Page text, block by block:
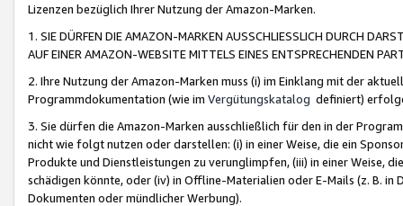
Lizenzen bezüglich Ihrer Nutzung der Amazon-Marken.
1. SIE DÜRFEN DIE AMAZON-MARKEN AUSSCHLIESSLICH DURCH
AUF EINER AMAZON-WEBSITE MITTELS EINES ENTSPRECHENDEN
2. Ihre Nutzung der Amazon-Marken muss (i) im Einklang mit der
Programmdokumentation (wie im Vergütungskatalog definiert)
3. Sie dürfen die Amazon-Marken ausschließlich für den in der
nicht wie folgt nutzen oder darstellen: (i) in einer Weise, die ein
Produkte und Dienstleistungen zu verunglimpfen, (iii) in einer Weise,
schädigen könnte, oder (iv) in Offline-Materialien oder E-Mails (z. B. in
Dokumenten oder mündlicher Werbung).